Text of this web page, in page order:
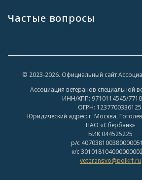
Частые вопросы
© 2023-2026. Официальный сайт
Ассоциация ветеранов специальной
ИНН/КПП: 9710114545/
ОГРН: 1237700336125
Юридический адрес: г. Москва,
ПАО «Сбербанк»
БИК 044525225
р/с
к/с
veteransvo@polkrf.ru